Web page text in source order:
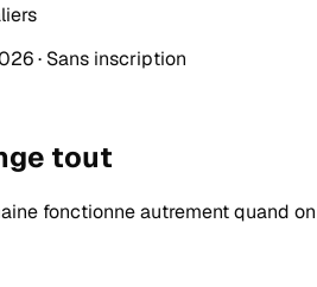
· Sans inscription
tout
fonctionne autrement quand